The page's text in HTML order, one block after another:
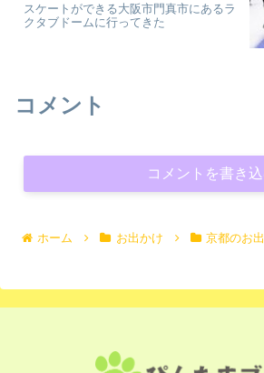
スケートができる大阪市門真市にあるラ
クタブドームに行ってきた
コメント
コメントを書き
ホーム お出かけ 京都のお